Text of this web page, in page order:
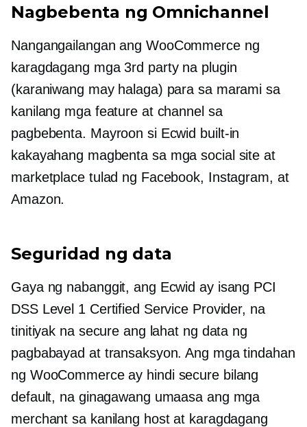
Nagbebenta ng Omnichannel
Nangangailangan ang WooCommerce ng
karagdagang mga 3rd party na plugin
(karaniwang may halaga) para sa marami sa
kanilang mga feature at channel sa
pagbebenta. Mayroon si Ecwid built-in
kakayahang magbenta sa mga social site at
marketplace tulad ng Facebook, Instagram, at
Amazon.
Seguridad ng data
Gaya ng nabanggit, ang Ecwid ay isang PCI
DSS Level 1 Certified Service Provider, na
tinitiyak na secure ang lahat ng data ng
pagbabayad at transaksyon. Ang mga tindahan
ng WooCommerce ay hindi secure bilang
default, na ginagawang umaasa ang mga
merchant sa kanilang host at karagdagang